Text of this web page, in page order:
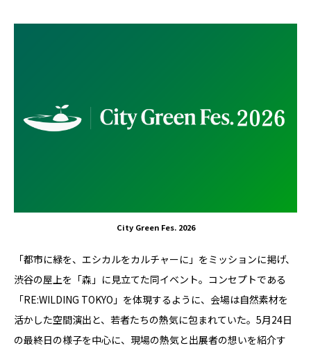
City Green Fes. 2026
「都市に緑を、エシカルをカルチャーに」をミッションに掲げ、
渋谷の屋上を「森」に見立てた同イベント。コンセプトである
「RE:WILDING TOKYO」を体現するように、会場は自然素材を
活かした空間演出と、若者たちの熱気に包まれていた。5月24日
の最終日の様子を中心に、現場の熱気と出展者の想いを紹介す